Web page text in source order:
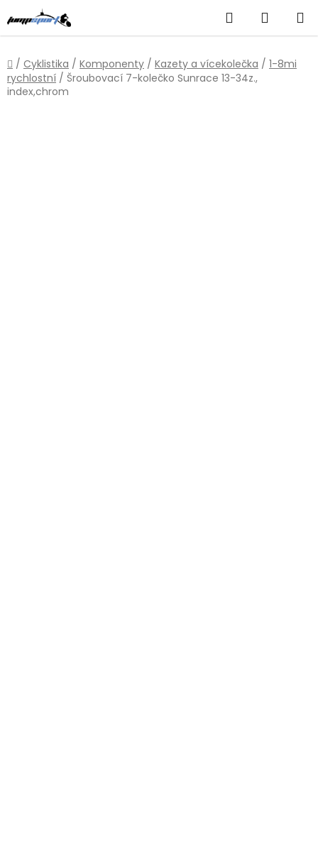
na
obsah
Hledat
KOŠÍK
Domů
/ Cyklistika / Komponenty / Kazety a vícekolečka / 1-8mi
rychlostní / Šroubovací 7-kolečko Sunrace 13-34z.,
index,chrom